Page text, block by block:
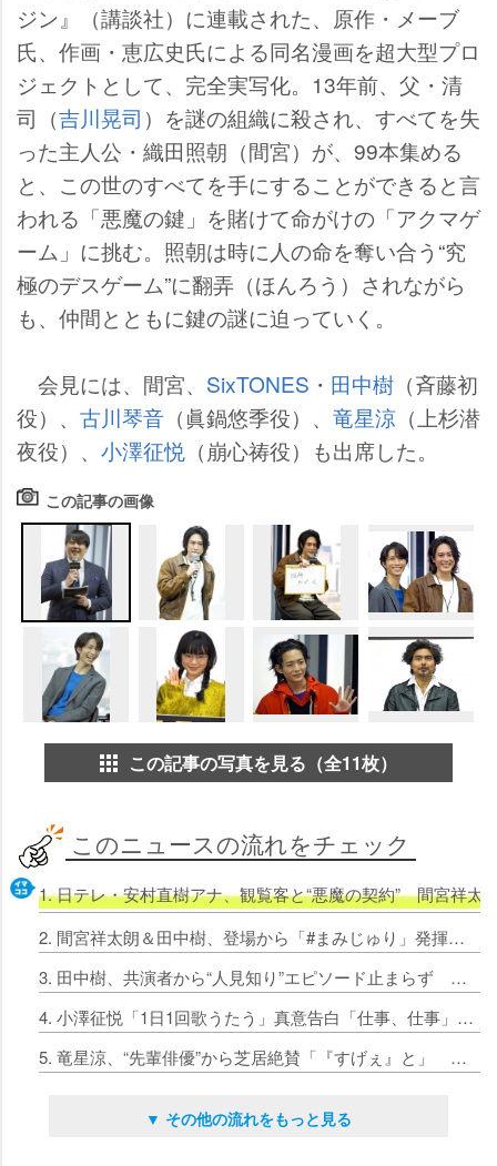
ジン』（講談社）に連載された、原作・メーブ
氏、作画・恵広史氏による同名漫画を超大型プロ
ジェクトとして、完全実写化。13年前、父・清
司（吉川晃司 ）を謎の組織に殺され、すべてを失
った主人公・織田照朝（間宮）が、99本集める
と、この世のすべてを手にすることができると言
われる「悪魔の鍵」を賭けて命がけの「アクマゲ
ーム」に挑む。照朝は時に人の命を奪い合う“究
極のデスゲーム”に翻弄（ほんろう）されながら
も、仲間とともに鍵の謎に迫っていく。
会見には、間宮、 SixTONES ・ 田中樹 （斉藤初
役）、 古川琴音 （眞鍋悠季役）、 竜星涼 （上杉潜
夜役）、 小澤征悦 （崩心祷役）も出席した。
この記事の画像
この記事の写真を見る（全11枚）
このニュースの流れをチェック
1. 日テレ・安村直樹アナ、観覧客と“悪魔の契約” 間宮祥太
2. 間宮祥太朗＆田中樹、登場から「#まみじゅり」発揮 竜星涼は嫉妬？「いっつも笑ってくるよね？」
3. 田中樹、共演者から“人見知り”エピソード止まらず 間宮祥太朗も証言「ちっちゃくなってた」
4. 小澤征悦「1日1回歌うたう」真意告白「仕事、仕事」 田中樹の“背中”にぞっこん
5. 竜星涼、“先輩俳優”から芝居絶賛「『すげぇ』と」 膨大なせりふ量に間宮祥太朗「申し訳なかった」
▼ その他の流れをもっと見る